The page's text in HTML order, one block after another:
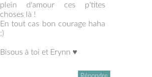
plein d'amour ces p'tites
choses là !
En tout cas bon courage haha
;)
Bisous à toi et Erynn ♥